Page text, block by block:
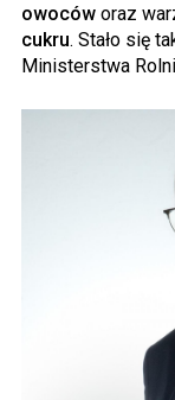
owoców oraz
cukru. Stało się
Ministerstwa